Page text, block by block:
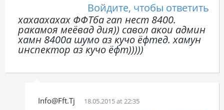
Войдите, чтобы ответить
хахаахахах ФФТба гап нест 8400.
ракамоя меёвад дия)) савол акои админ
хамн 8400а шумо аз кучо ёфтед. хамун
инспектор аз кучо ёфт)))))
Info@fft.tj 18.05.2015 at 22:35